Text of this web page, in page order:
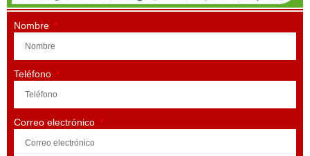
Nombre
Teléfono
Correo electrónico